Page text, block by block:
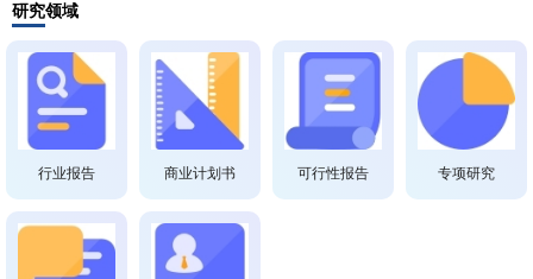
研究领域
行业报告 商业计划书 可行性报告 专项研究